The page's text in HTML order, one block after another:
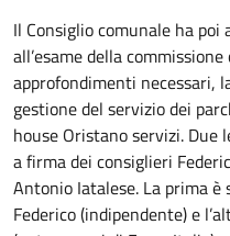
Il Consiglio comunale ha
all’esame della
approfondimenti necessari,
gestione del servizio dei
house Oristano servizi. Due
a firma dei consiglieri
Antonio Iatalese. La prima
Federico (indipendente) e